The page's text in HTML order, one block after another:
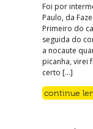
Foi por
Paulo, da
Primeiro do
seguida do
a nocaute
picanha, virei
certo […]
continue